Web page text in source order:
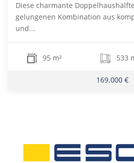
Diese charmante
gelungenen Kombination aus
und...
95 m² 533
169.000 €